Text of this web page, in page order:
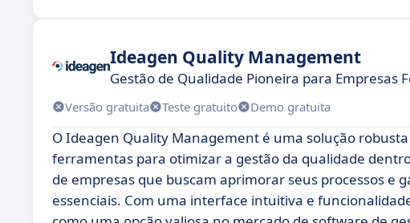
Ideagen Quality Management
Gestão de Qualidade Pioneira para Empresas
Versão gratuita Teste gratuito Demo gratuita
O Ideagen Quality Management é uma solução
ferramentas para otimizar a gestão da qualidade
de empresas que buscam aprimorar seus processos
essenciais. Com uma interface intuitiva e